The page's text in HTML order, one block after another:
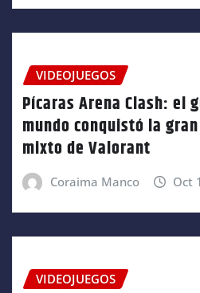
VIDEOJUEGOS
Pícaras Arena Clash: el
mundo conquistó la
mixto de Valorant
Coraima Manco Oct
VIDEOJUEGOS